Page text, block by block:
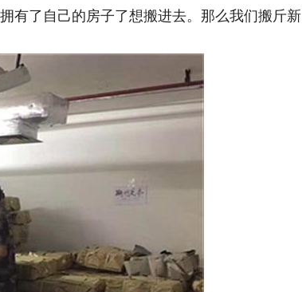
有了自己的房子了想搬进去。那么我们搬斤新